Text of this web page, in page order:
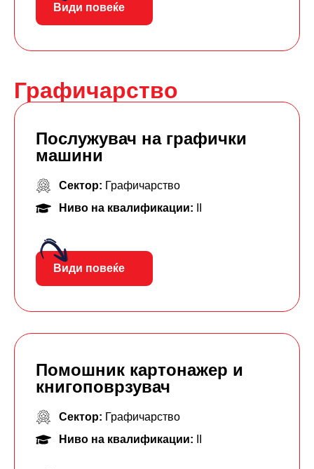
Види повеќе
Графичарство
Послужувач на графички
машини
Сектор: Графичарство
Ниво на квалификации:
Види повеќе
Помошник картонажер и
книгоповрзувач
Сектор: Графичарство
Ниво на квалификации: